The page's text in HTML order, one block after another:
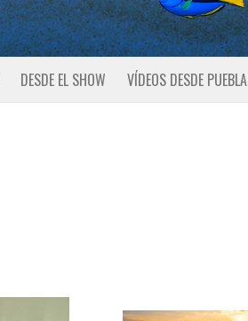
DESDE EL SHOW VÍDEOS DESDE PUEBLA